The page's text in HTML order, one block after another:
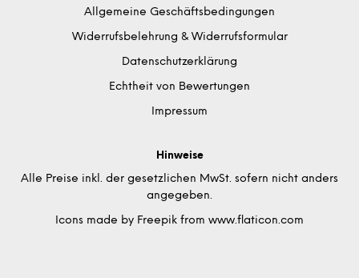
Allgemeine Geschäftsbedingungen
Widerrufsbelehrung & Widerrufsformular
Datenschutzerklärung
Echtheit von Bewertungen
Impressum
Hinweise
Alle Preise inkl. der gesetzlichen MwSt. sofern nicht anders
angegeben.
Icons made by Freepik from www.flaticon.com